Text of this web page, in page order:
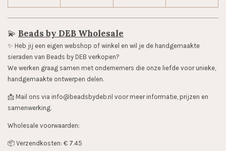
💫 Beads by DEB Wholesale
✨️ Heb jij een eigen webshop of winkel en wil je de handgemaakte
sieraden van Beads by DEB verkopen?
We werken graag samen met ondernemers die onze liefde voor unieke,
handgemaakte ontwerpen delen.
📩 Mail ons via info@beadsbydeb.nl voor meer informatie, prijzen en
samenwerking.
Wholesale voorwaarden:
📦 Verzendkosten: € 7.45